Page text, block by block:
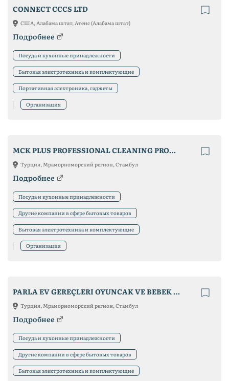
CONNECT CCCS LTD
США, Алабама штат, Атенс (Алабама штат)
Подробнее
Посуда и кухонные принадлежности
Бытовая электротехника и комплектующие
Портативная электроника, гаджеты
Организация
MCK PLUS PROFESSIONAL CLEANING PRODUCTS
Турция, Мраморноморский регион, Стамбул
Подробнее
Посуда и кухонные принадлежности
Другие компании в сфере бытовых товаров
Бытовая электротехника и комплектующие
Организация
PARLA EV GEREÇLERI OYUNCAK VE BEBEK ÜRÜNLERI LTD STI (PRIVATE LABEL SILICONE MANUFACTURER)
Турция, Мраморноморский регион, Стамбул
Подробнее
Посуда и кухонные принадлежности
Другие компании в сфере бытовых товаров
Бытовая электротехника и комплектующие